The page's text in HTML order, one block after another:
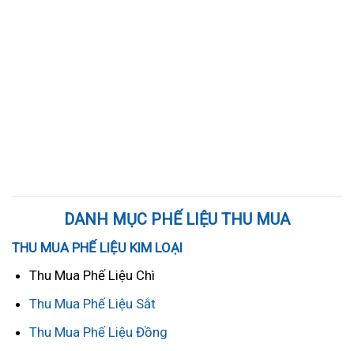
DANH MỤC PHẾ LIỆU THU MUA
THU MUA PHẾ LIỆU KIM LOẠI
Thu Mua Phế Liệu Chì
Thu Mua Phế Liệu Sắt
Thu Mua Phế Liệu Đồng